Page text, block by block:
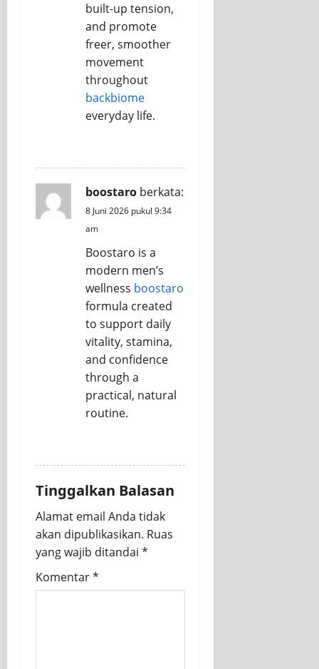
built-up tension,
and promote
freer, smoother
movement
throughout
backbiome
everyday life.
boostaro berkata:
8 Juni 2026 pukul 9:34
am
Boostaro is a
modern men’s
wellness boostaro
formula created
to support daily
vitality, stamina,
and confidence
through a
practical, natural
routine.
Tinggalkan Balasan
Alamat email Anda tidak
akan dipublikasikan. Ruas
yang wajib ditandai *
Komentar*